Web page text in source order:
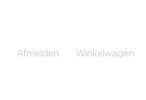
Afmelden Winkelwagen